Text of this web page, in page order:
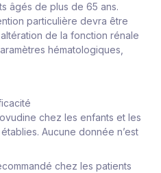
âgés de plus de 65 ans.
particulière devra être
de la fonction rénale
hématologiques,
chez les enfants et les
Aucune donnée n’est
chez les patients